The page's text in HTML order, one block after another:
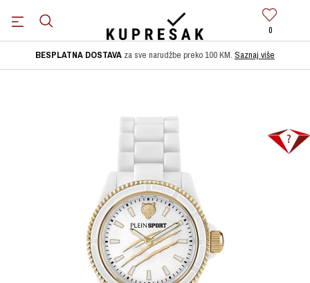
0
BESPLATNA DOSTAVA za sve narudžbe preko 100 KM. Saznaj više